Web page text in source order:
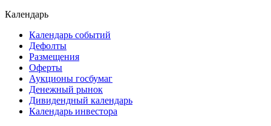
Календарь
Календарь событий
Дефолты
Размещения
Оферты
Аукционы госбумаг
Денежный рынок
Дивидендный календарь
Календарь инвестора